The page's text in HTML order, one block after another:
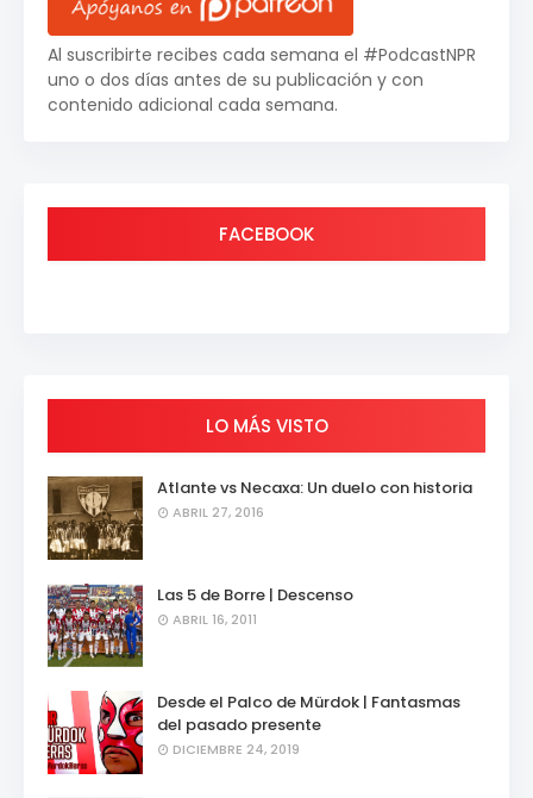
Al suscribirte recibes cada semana el #PodcastNPR
uno o dos días antes de su publicación y con
contenido adicional cada semana.
FACEBOOK
LO MÁS VISTO
Atlante vs Necaxa: Un duelo con historia
ABRIL 27, 2016
Las 5 de Borre | Descenso
ABRIL 16, 2011
Desde el Palco de Mürdok | Fantasmas
del pasado presente
DICIEMBRE 24, 2019